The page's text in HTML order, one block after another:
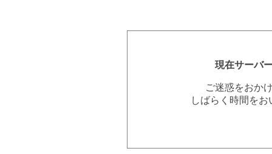
現在サーバ
ご迷惑をおか
しばらく時間を